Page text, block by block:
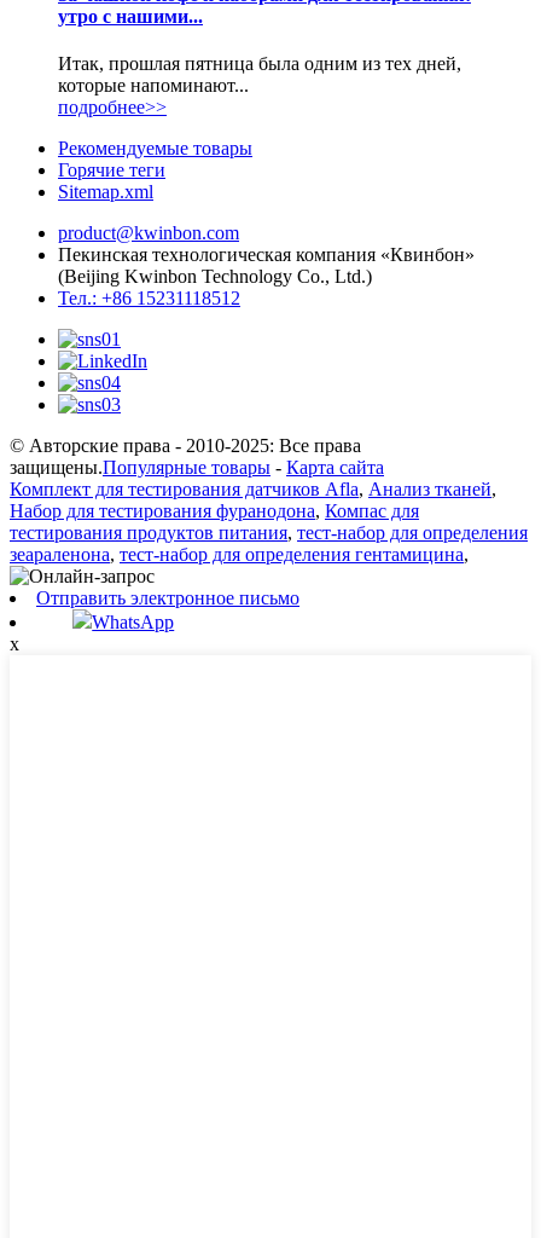
утро с нашими...
Итак, прошлая пятница была одним из тех дней,
которые напоминают...
подробнее>>
Рекомендуемые товары
Горячие теги
Sitemap.xml
product@kwinbon.com
Пекинская технологическая компания «Квинбон»
(Beijing Kwinbon Technology Co., Ltd.)
Тел.: +86 15231118512
© Авторские права - 2010-2025: Все права
защищены.Популярные товары - Карта сайта
Комплект для тестирования датчиков Afla, Анализ тканей,
Набор для тестирования фуранодона, Компас для
тестирования продуктов питания, тест-набор для определения
зеараленона, тест-набор для определения гентамицина,
Отправить электронное письмо
WhatsApp
x